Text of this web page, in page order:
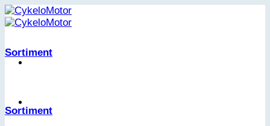
Skip
to
Sortiment
Sortiment